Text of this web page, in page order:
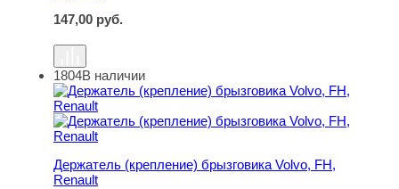
147,00 руб.
Держатель (крепление) брызговика Volvo, FH, Renault
1804В наличии
Держатель (крепление) брызговика Volvo, FH,
Renault